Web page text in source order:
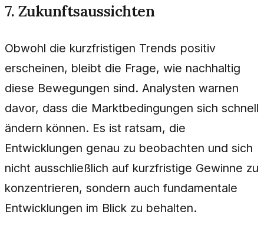
7. Zukunftsaussichten
Obwohl die kurzfristigen Trends positiv
erscheinen, bleibt die Frage, wie nachhaltig
diese Bewegungen sind. Analysten warnen
davor, dass die Marktbedingungen sich schnell
ändern können. Es ist ratsam, die
Entwicklungen genau zu beobachten und sich
nicht ausschließlich auf kurzfristige Gewinne zu
konzentrieren, sondern auch fundamentale
Entwicklungen im Blick zu behalten.